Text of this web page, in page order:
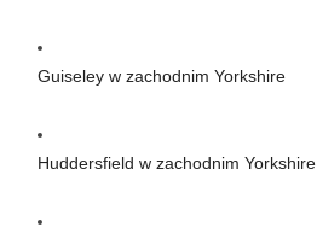
Guiseley w zachodnim Yorkshire
Huddersfield w zachodnim Yorkshire